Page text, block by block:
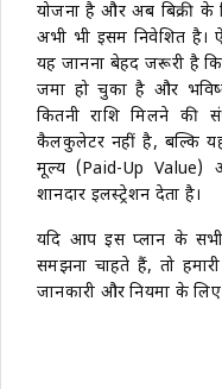
योजना है और अब बिक्री के
अभी भी इसमें निवेशित है।
यह जानना बेहद जरूरी है
जमा हो चुका है और
कितनी राशि मिलने की
कैलकुलेटर नहीं है, बल्कि
मूल्य (Paid-Up Value)
शानदार इलस्ट्रेशन देता है।
यदि आप इस प्लान के सभी
समझना चाहते हैं, तो हमारी
जानकारी और नियमों के